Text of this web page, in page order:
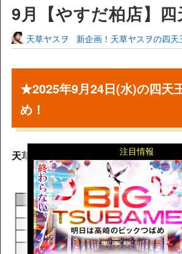
注目情報
9月【やすだ柏店】四
天草ヤスヲ 新企画！天草ヤスヲの四天
★2025年9月24日(水)の四天
め！
天草ヤスヲの四天王・抽選39人